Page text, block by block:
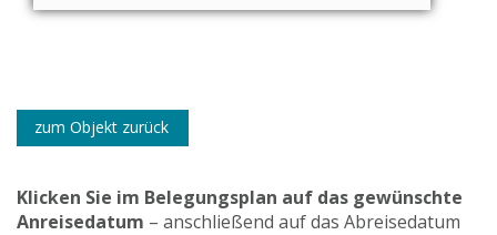
zum Objekt zurück
Klicken Sie im Belegungsplan auf das gewünschte
Anreisedatum – anschließend auf das Abreisedatum